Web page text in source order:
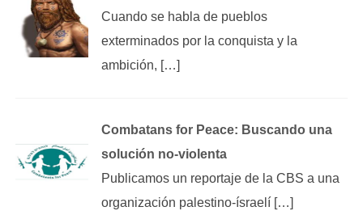
Cuando se habla de pueblos
exterminados por la conquista y la
ambición, […]
Combatans for Peace: Buscando una
solución no-violenta
Publicamos un reportaje de la CBS a una
organización palestino-ísraelí […]